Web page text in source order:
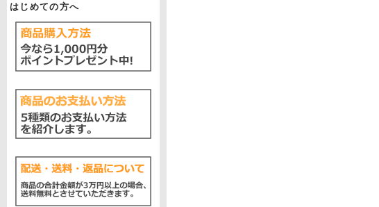
はじめての方へ